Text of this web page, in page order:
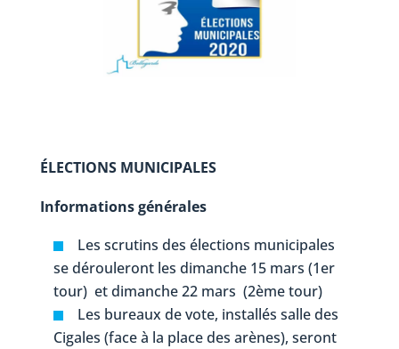
ÉLECTIONS MUNICIPALES
Informations générales
Les scrutins des élections municipales
se dérouleront les dimanche 15 mars (1er
tour) et dimanche 22 mars (2ème tour)
Les bureaux de vote, installés salle des
Cigales (face à la place des arènes), seront